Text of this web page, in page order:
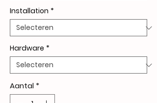
Installation *
Hardware *
Aantal *